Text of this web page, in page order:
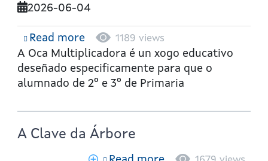
2026-06-04
Read moreabout
A
oca
multiplicadora
1189 views
A Oca Multiplicadora é un xogo educativo
deseñado especificamente para que o
alumnado de 2º e 3º de Primaria
A Clave da Árbore